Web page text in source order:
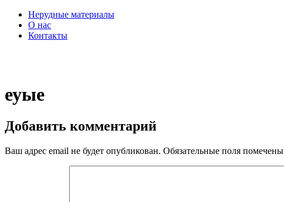
Нерудные материалы
О нас
Контакты
еуые
Добавить комментарий
Ваш адрес email не будет опубликован. Обязательные поля помечены